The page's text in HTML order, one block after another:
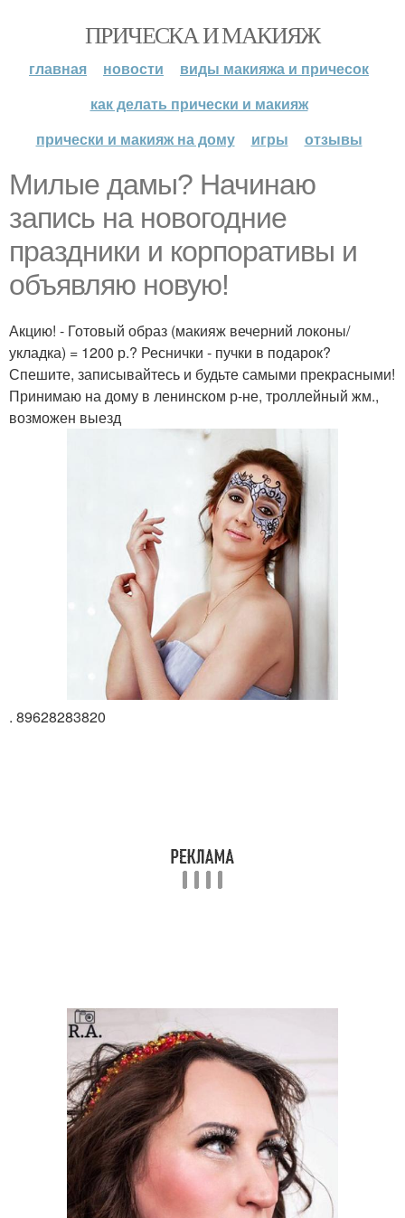
ПРИЧЕСКА И МАКИЯЖ
главная новости
виды макияжа и причесок
как делать прически и макияж
прически и макияж на дому
игры отзывы
Милые дамы? Начинаю
запись на новогодние
праздники и корпоративы и
объявляю новую!
Акцию! - Готовый образ (макияж вечерний локоны/
укладка) = 1200 р.? Реснички - пучки в подарок?
Спешите, записывайтесь и будьте самыми прекрасными!
Принимаю на дому в ленинском р-не, троллейный жм.,
возможен выезд
. 89628283820